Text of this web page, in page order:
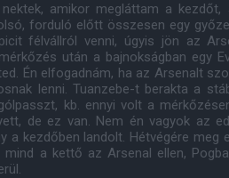
amikor megláttam a
forduló előtt összesen egy
félvállról venni, úgyis jön az
után a bajnokságban egy
Én elfogadnám, ha az Arsenalt
lenni. Tuanzebe-t berakta a
kb. ennyi volt a
de ez van. Nem én vagyok az
a kezdőben landolt. Hétvégére meg
mind a kettő az Arsenal ellen,